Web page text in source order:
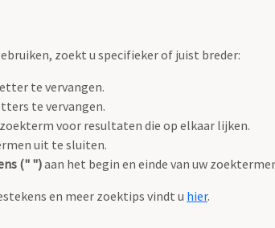
zoekt u specifieker of juist breder:
te vervangen.
te vervangen.
voor resultaten die op elkaar lijken.
uit te sluiten.
(" ")aan het begin en einde van uw
en meer zoektips vindt u hier.